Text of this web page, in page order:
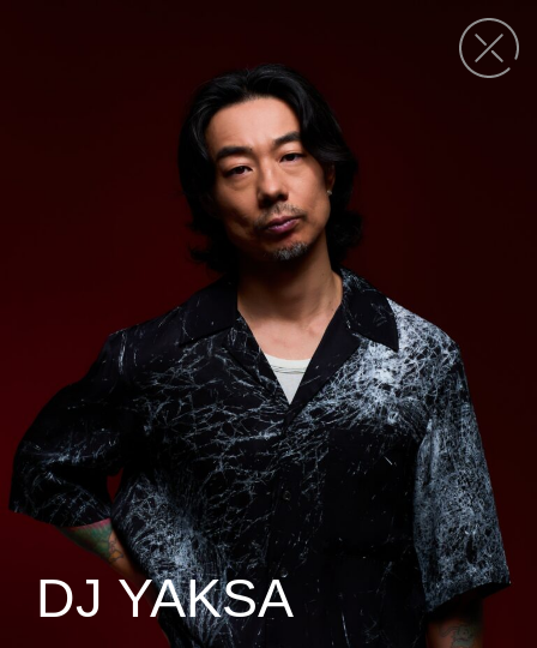
DJ YAKSA